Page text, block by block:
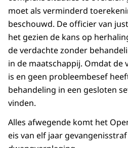
moet als verminderd
beschouwd. De officier van
het gezien de kans op
de verdachte zonder
in de maatschappij. Omdat de
is en geen probleembesef
behandeling in een gesloten
vinden.
Alles afwegende komt het
eis van elf jaar